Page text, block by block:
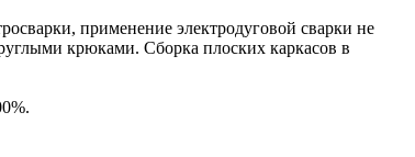
применение электродуговой сварки не
крюками. Сборка плоских каркасов в